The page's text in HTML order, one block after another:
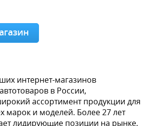
интернет-магазинов
в России,
ассортимент продукции для
марок и моделей. Более 27 лет
лидирующие позиции на рынке,